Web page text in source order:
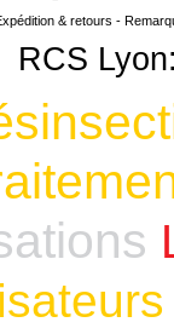
& retours -
RCS